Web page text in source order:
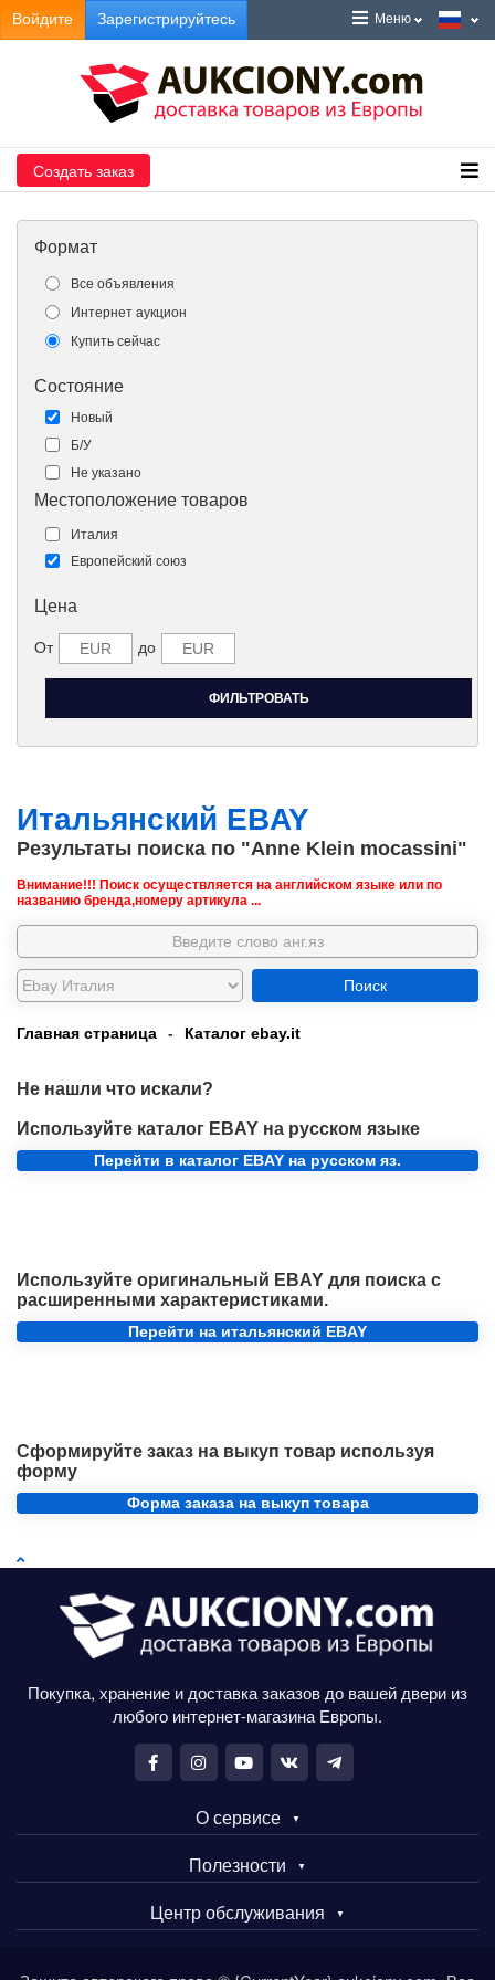
Войдите Зарегистрируйтесь Меню
Создать заказ
Формат
Все объявления
Интернет аукцион
Купить сейчас
Состояние
Новый
Б/У
Не указано
Местоположение товаров
Италия
Европейский союз
Цена
От до
Итальянский EBAY
Результаты поиска по "Anne Klein mocassini"
Внимание!!! Поиск осуществляется на английском языке или по
названию бренда,номеру артикула ...
Поиск
Главная страница - Каталог ebay.it
Не нашли что искали?
Используйте каталог EBAY на русском языке
Перейти в каталог EBAY на русском яз.
Используйте оригинальный EBAY для поиска с
расширенными характеристиками.
Перейти на итальянский EBAY
Сформируйте заказ на выкуп товар используя
форму
Форма заказа на выкуп товара
Покупка, хранение и доставка заказов до вашей двери из
любого интернет-магазина Европы.
О сервисе
Полезности
Центр обслуживания